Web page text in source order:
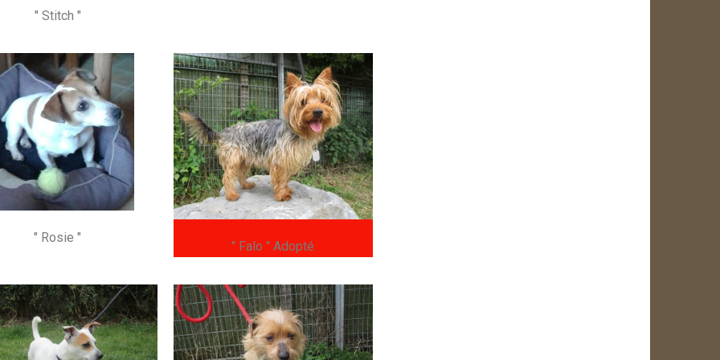
" Stitch "
" Rosie "
" Falo " Adopté